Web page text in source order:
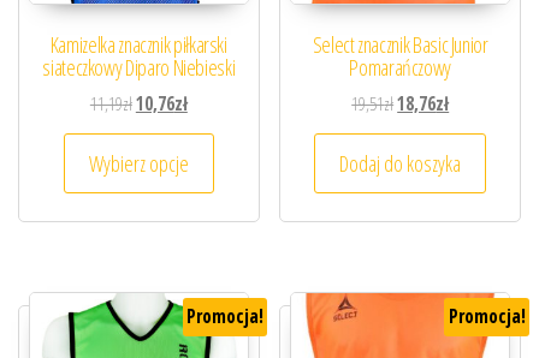
Kamizelka znacznik piłkarski
siateczkowy Diparo Niebieski
11,19złPierwotna cena wynosiła: 11,19zł.
10,76złAktualna cena wynosi: 10,76zł.
Wybierz opcje
Ten produkt ma wiele wariantów. Opcje
Select znacznik Basic Junior
Pomarańczowy
19,51złPierwotna cena
18,76złAktualna cena
Dodaj do koszyka
Promocja! Promocja!